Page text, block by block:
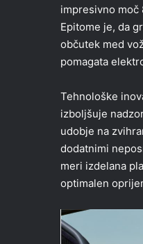
impresivno moč
Epitome je, da
občutek med
pomagata
Tehnološke
izboljšuje
udobje na
dodatnimi
meri izdelana
optimalen